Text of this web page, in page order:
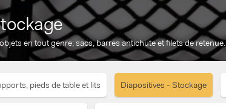
en tout genre; sacs, barres antichute et filets de retenue.
pieds de table et lits Diapositives - Stockage